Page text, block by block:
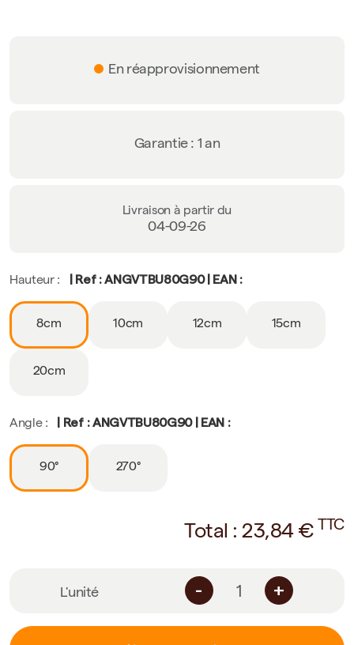
En réapprovisionnement
Garantie : 1 an
Livraison à partir du
04-09-26
Hauteur : | Ref : ANGVTBU80G90 | EAN :
8cm 10cm 12cm 15cm
20cm
Angle : | Ref : ANGVTBU80G90 | EAN :
90° 270°
Total :23,84€ TTC
L'unité - +